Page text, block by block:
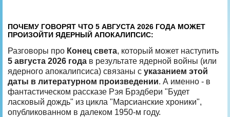
ПОЧЕМУ ГОВОРЯТ ЧТО 5 АВГУСТА 2026 ГОДА МОЖЕТ
ПРОИЗОЙТИ ЯДЕРНЫЙ АПОКАЛИПСИС:
Разговоры про Конец света, который может наступить
5 августа 2026 года в результате ядерной войны (или
ядерного апокалипсиса) связаны с указанием этой
даты в литературном произведении. А именно - в
фантастическом рассказе Рэя Брэдбери "Будет
ласковый дождь" из цикла "Марсианские хроники",
опубликованном в далеком 1950-м году.